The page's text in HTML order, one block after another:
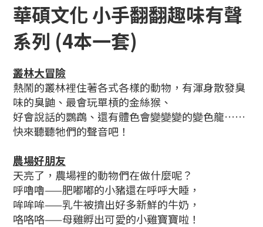
華碩文化 小手翻翻趣味有聲
系列 (4本一套)
叢林大冒險
熱鬧的叢林裡住著各式各樣的動物， 有渾身散發臭
味的臭鼬、最會玩單槓的金絲猴、
好會說話的鸚鵡、還有體色會變變變的變色龍……
快來聽聽牠們的聲音吧！
農場好朋友
天亮了，農場裡的動物們在做什麼呢？
呼嚕嚕——肥嘟嘟的小豬還在呼呼大睡，
哞哞哞——乳牛被擠出好多新鮮的牛奶，
咯咯咯——母雞孵出可愛的小雞寶寶啦！